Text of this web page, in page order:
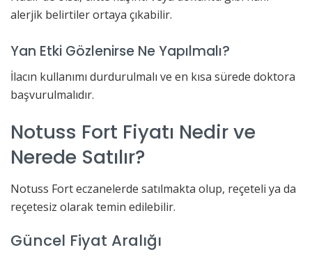
alerjik belirtiler ortaya çıkabilir.
Yan Etki Gözlenirse Ne Yapılmalı?
İlacın kullanımı durdurulmalı ve en kısa sürede doktora
başvurulmalıdır.
Notuss Fort Fiyatı Nedir ve
Nerede Satılır?
Notuss Fort eczanelerde satılmakta olup, reçeteli ya da
reçetesiz olarak temin edilebilir.
Güncel Fiyat Aralığı